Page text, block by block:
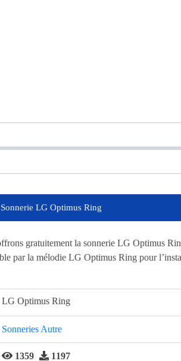
LG Optimus Ring
gratuitement la sonnerie LG Optimus
par la mélodie LG Optimus Ring pour
LG Optimus Ring
Sonneries Autre
1359 1197